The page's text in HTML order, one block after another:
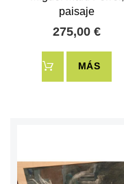
paisaje
275,00 €
MÁS